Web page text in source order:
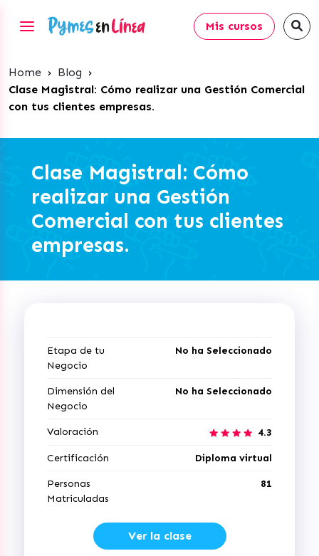
Mis cursos
Home › Blog ›
Clase Magistral: Cómo realizar una Gestión Comercial
con tus clientes empresas.
Clase Magistral: Cómo
realizar una Gestión
Comercial con tus clientes
empresas.
Etapa de tu
Negocio
No ha Seleccionado
Dimensión del
Negocio
No ha Seleccionado
Valoración 4.3
Certificación Diploma virtual
Personas
Matriculadas
81
Ver la clase